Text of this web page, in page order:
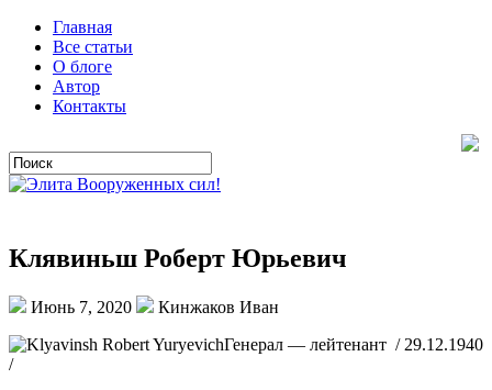
Главная
Все статьи
О блоге
Автор
Контакты
Клявиньш Роберт Юрьевич
Июнь 7, 2020
Кинжаков Иван
Генерал — лейтенант / 29.12.1940
/